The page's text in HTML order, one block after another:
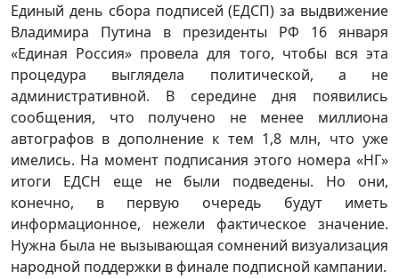
Единый день сбора подписей (ЕДСП) за выдвижение
Владимира Путина в президенты РФ 16 января
«Единая Россия» провела для того, чтобы вся эта
процедура выглядела политической, а не
административной. В середине дня появились
сообщения, что получено не менее миллиона
автографов в дополнение к тем 1,8 млн, что уже
имелись. На момент подписания этого номера «НГ»
итоги ЕДСН еще не были подведены. Но они,
конечно, в первую очередь будут иметь
информационное, нежели фактическое значение.
Нужна была не вызывающая сомнений визуализация
народной поддержки в финале подписной кампании.